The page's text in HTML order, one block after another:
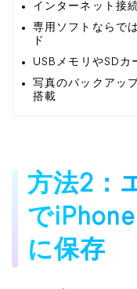
インターネット接
専用ソフトならで
ド
USBメモリやSDカ
写真のバックアッ
搭載
方法2：
で
に保存